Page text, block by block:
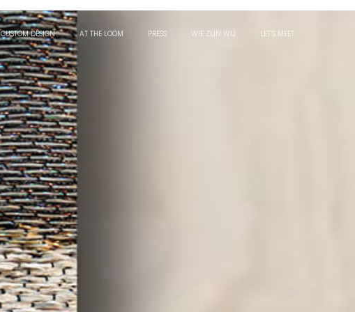
CUSTOM DESIGN AT THE LOOM PRESS WIE ZIJN WIJ LET’S MEET